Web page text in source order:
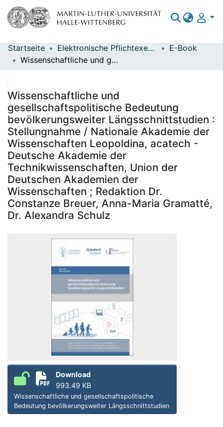
Bereiche & Sammlungen
Statistiken
Startseite Elektronische Pflichtexemplare
E-Book
Wissenschaftliche und gesellschaftspolitische Bedeutung bevölkerungsweiter Längsschnittstudien : Stellungnahme / Nationale Akademie der Wissenschaften Leopoldina, acatech - Deutsche Akademie der Technikwissenschaften, Union der Deutschen Akademien der Wissenschaften ; Redaktion Dr. Constanze Breuer, Anna-Maria Gramatté, Dr. Alexandra Schulz
Wissenschaftliche und
gesellschaftspolitische Bedeutung
bevölkerungsweiter Längsschnittstudien :
Stellungnahme / Nationale Akademie der
Wissenschaften Leopoldina, acatech -
Deutsche Akademie der
Technikwissenschaften, Union der
Deutschen Akademien der
Wissenschaften ; Redaktion Dr.
Constanze Breuer, Anna-Maria Gramatté,
Dr. Alexandra Schulz
Download
993.49 KB
Wissenschaftliche und gesellschaftspolitische
Bedeutung bevölkerungsweiter Längsschnittstudien